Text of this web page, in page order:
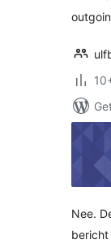
Nee.